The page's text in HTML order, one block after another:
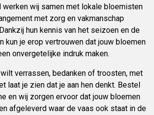
werken wij samen met lokale bloemisten
met zorg en vakmanschap
hun kennis van het seizoen en de
kun je erop vertrouwen dat jouw bloemen
onvergetelijke indruk maken.
verrassen, bedanken of troosten, met
laat je zien dat je aan hen denkt. Bestel
en wij zorgen ervoor dat jouw bloemen
afgeleverd waar de vaas ook staat in de